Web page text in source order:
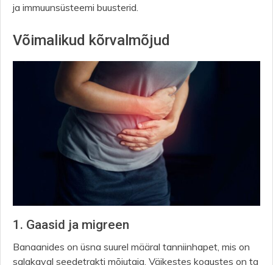
ja immuunsüsteemi buusterid.
Võimalikud kõrvalmõjud
1. Gaasid ja migreen
Banaanides on üsna suurel määral tanniinhapet, mis on
salakaval seedetrakti mõjutaja. Väikestes kogustes on ta